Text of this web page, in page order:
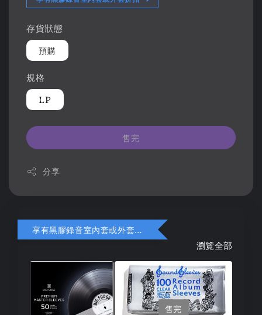
存貨狀態
預購
規格
LP
售完
分享
享有黑膠錄音室內套或外套折扣
瀏覽全部
售完